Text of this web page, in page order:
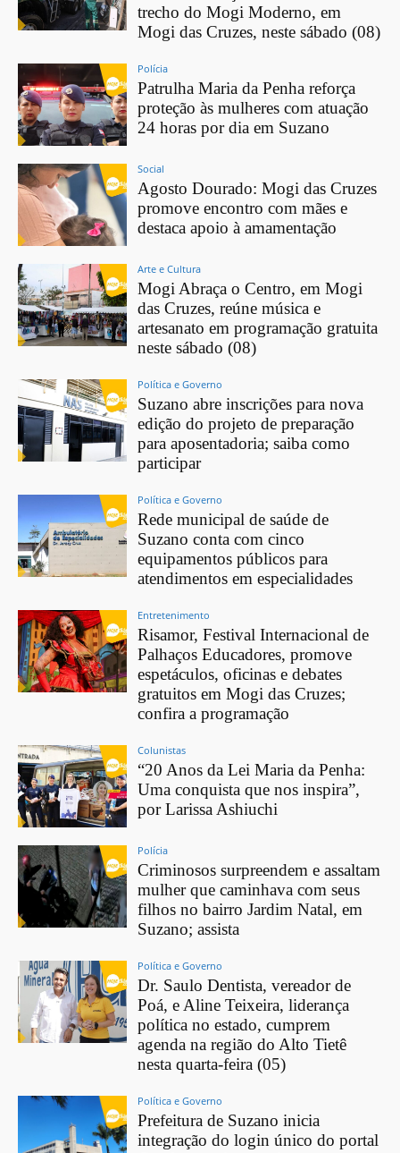
trecho do Mogi Moderno, em
Mogi das Cruzes, neste sábado (08)
Polícia
Patrulha Maria da Penha reforça
proteção às mulheres com atuação
24 horas por dia em Suzano
Social
Agosto Dourado: Mogi das Cruzes
promove encontro com mães e
destaca apoio à amamentação
Arte e Cultura
Mogi Abraça o Centro, em Mogi
das Cruzes, reúne música e
artesanato em programação gratuita
neste sábado (08)
Política e Governo
Suzano abre inscrições para nova
edição do projeto de preparação
para aposentadoria; saiba como
participar
Política e Governo
Rede municipal de saúde de
Suzano conta com cinco
equipamentos públicos para
atendimentos em especialidades
Entretenimento
Risamor, Festival Internacional de
Palhaços Educadores, promove
espetáculos, oficinas e debates
gratuitos em Mogi das Cruzes;
confira a programação
Colunistas
“20 Anos da Lei Maria da Penha:
Uma conquista que nos inspira”,
por Larissa Ashiuchi
Polícia
Criminosos surpreendem e assaltam
mulher que caminhava com seus
filhos no bairro Jardim Natal, em
Suzano; assista
Política e Governo
Dr. Saulo Dentista, vereador de
Poá, e Aline Teixeira, liderança
política no estado, cumprem
agenda na região do Alto Tietê
nesta quarta-feira (05)
Política e Governo
Prefeitura de Suzano inicia
integração do login único do portal